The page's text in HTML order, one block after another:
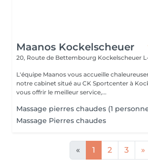
Maanos Kockelscheuer
20, Route de Bettembourg Kockelscheuer
L'équipe Maanos vous accueille
notre cabinet situé au CK Sportcenter à
vous offrir le meilleur service,...
Massage pierres chaudes (1
Massage Pierres chaudes
« 1 2 3 »